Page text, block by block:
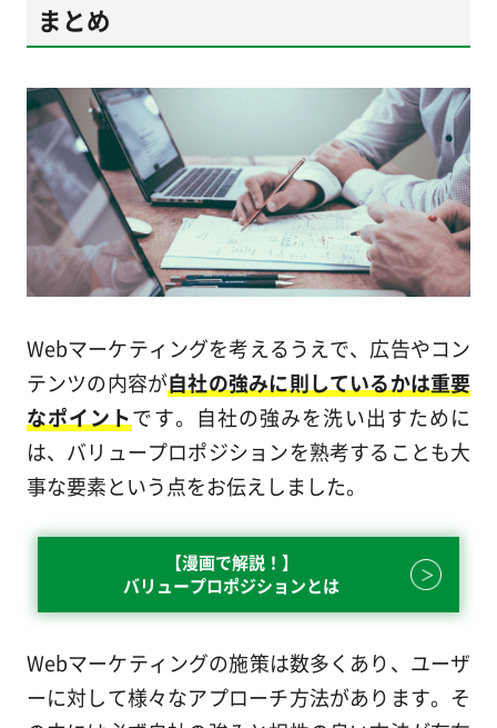
まとめ
Webマーケティングを考えるうえで、広告やコン
テンツの内容が自社の強みに則しているかは重要
なポイントです。自社の強みを洗い出すために
は、バリュープロポジションを熟考することも大
事な要素という点をお伝えしました。
【漫画で解説！】
バリュープロポジションとは
Webマーケティングの施策は数多くあり、ユーザ
ーに対して様々なアプローチ方法があります。そ